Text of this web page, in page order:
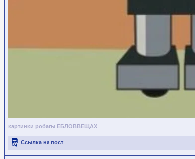
картинки робаты ЕБЛОВВЕЩАХ
Ссылка на пост